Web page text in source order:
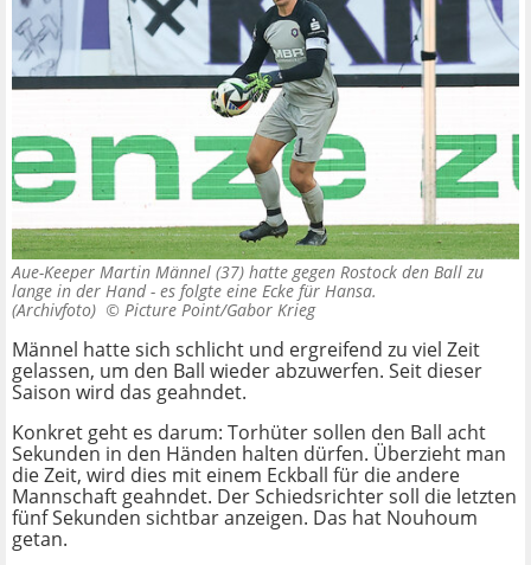
Aue-Keeper Martin Männel (37) hatte gegen Rostock den Ball zu
lange in der Hand - es folgte eine Ecke für Hansa.
(Archivfoto) © Picture Point/Gabor Krieg
Männel hatte sich schlicht und ergreifend zu viel Zeit
gelassen, um den Ball wieder abzuwerfen. Seit dieser
Saison wird das geahndet.
Konkret geht es darum: Torhüter sollen den Ball acht
Sekunden in den Händen halten dürfen. Überzieht man
die Zeit, wird dies mit einem Eckball für die andere
Mannschaft geahndet. Der Schiedsrichter soll die letzten
fünf Sekunden sichtbar anzeigen. Das hat Nouhoum
getan.